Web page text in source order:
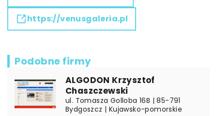
https://venusgaleria.pl
Podobne firmy
ALGODON Krzysztof
Chaszczewski
ul. Tomasza Golloba 16B | 85-791
Bydgoszcz | Kujawsko-pomorskie